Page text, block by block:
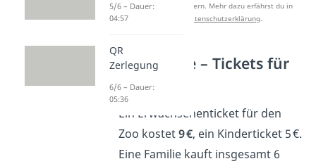
Studyflix zu verbessern. Mehr dazu erfährst du in
Datenschutzerklärung.
1. Aufgabe – Tickets für
den Zoo
Ein Erwachsenenticket für den
Zoo kostet9 €, ein Kinderticket 5 €.
Eine Familie kauft insgesamt 6
5/6 – Dauer:
04:57
QR
Zerlegung
6/6 – Dauer:
05:36